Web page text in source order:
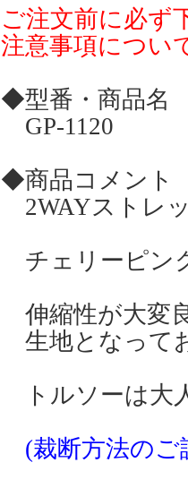
ご注文前に必ず
注意事項につい
◆型番・商品名
GP-1120
◆商品コメント
2WAYストレ
チェリーピン
伸縮性が大変
生地となって
トルソーは大
(裁断方法のご